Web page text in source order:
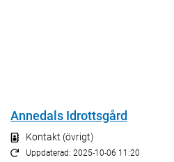
Annedals Idrottsgård
Kontakt (övrigt)
Uppdaterad: 2025-10-06 11:20